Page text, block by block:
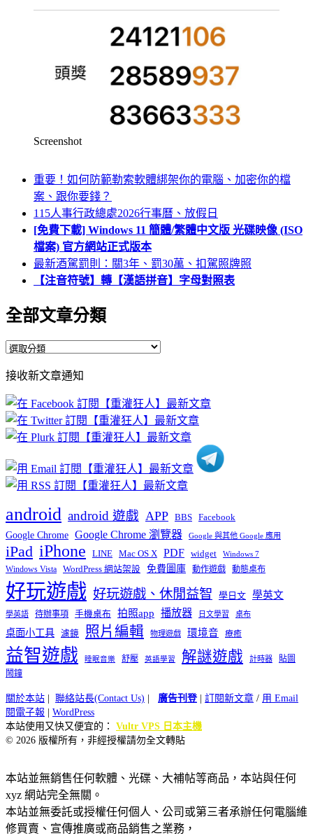
Screenshot
重要！如何防範勒索軟體綁架你的電腦、加密你的檔
案、跟你要錢？
115人事行政總處2026行事曆、放假日
[免費下載] Windows 11 簡體/繁體中文版 光碟映像 (ISO
檔案) 官方網站正式版本
最新酒駕罰則：關3年、罰30萬、扣駕照牌照
【注音符號】轉【漢語拼音】字母對照表
全部文章分類
全
文
章
分
類
接收新文章通知
android android 遊戲 APP BBS Facebook
Google Chrome Google Chrome 瀏覽器 Google 與其他 Google 應用
iPad iPhone LINE Mac OS X PDF widget Windows 7
Windows Vista WordPress 網站架設 免費圖庫 動作遊戲 動態桌布
好玩遊戲 好玩遊戲、休閒益智 學日文 學英文
學英語 待辦事項 手機桌布 拍照app 播放器 日文學習 桌布
桌面小工具 濾鏡 照片編輯 物理遊戲 環境音 療癒
益智遊戲 睡眠音樂 舒壓 英語學習 解謎遊戲 計時器
貼圖
鬧鐘
關於本站 聯絡站長(Contact Us) 廣告刊登| 訂閱新文章 / 用 Email
閱電子報
WordPress
本站使用又快又便宜的： Vultr VPS 日本主機
© 2026 版權所有，非經授權請勿全文轉貼
本站並無銷售任何軟體、光碟、大補帖等商品，本站與任何
xyz 網站完全無關。
本站並無委託或授權任何個人、公司或第三者承辦任何電腦維
修買賣、宣傳推廣或商品銷售之業務，